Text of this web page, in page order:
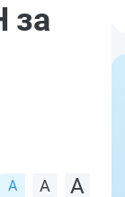
за